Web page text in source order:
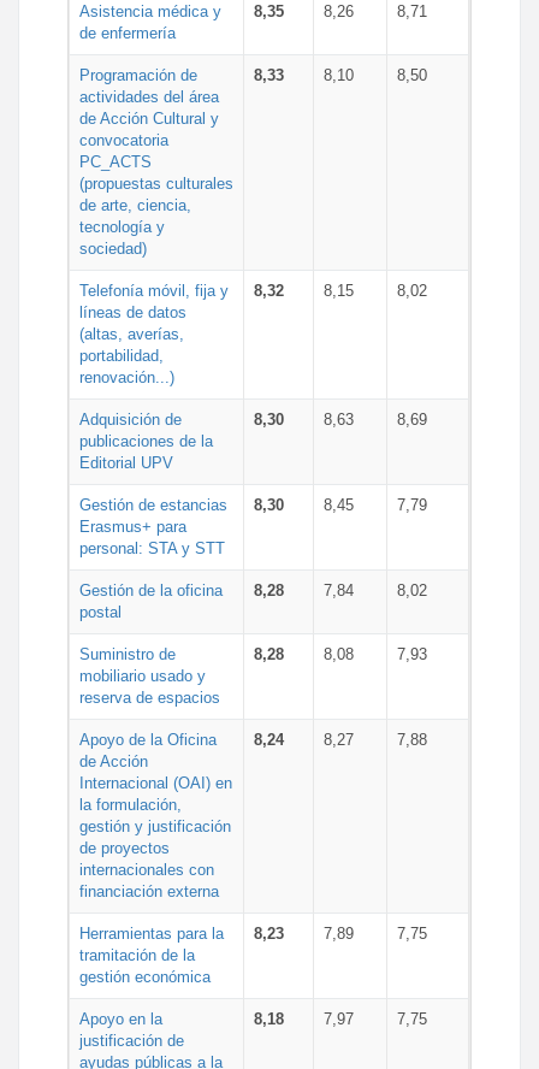
Asistencia médica y
de enfermería
8,35 8,26 8,71
Programación de
actividades del área
de Acción Cultural y
convocatoria
PC_ACTS
(propuestas culturales
de arte, ciencia,
tecnología y
sociedad)
8,33 8,10 8,50
Telefonía móvil, fija y
líneas de datos
(altas, averías,
portabilidad,
renovación...)
8,32 8,15 8,02
Adquisición de
publicaciones de la
Editorial UPV
8,30 8,63 8,69
Gestión de estancias
Erasmus+ para
personal: STA y STT
8,30 8,45 7,79
Gestión de la oficina
postal
8,28 7,84 8,02
Suministro de
mobiliario usado y
reserva de espacios
8,28 8,08 7,93
Apoyo de la Oficina
de Acción
Internacional (OAI) en
la formulación,
gestión y justificación
de proyectos
internacionales con
financiación externa
8,24 8,27 7,88
Herramientas para la
tramitación de la
gestión económica
8,23 7,89 7,75
Apoyo en la
justificación de
ayudas públicas a la
8,18 7,97 7,75